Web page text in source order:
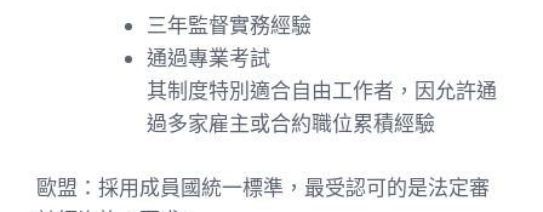
三年監督實務經驗
通過專業考試
其制度特別適合自由工作者，因允許通
過多家雇主或合約職位累積經驗
歐盟：採用成員國統一標準，最受認可的是法定審